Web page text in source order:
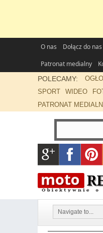
O nas Dołącz do nas
Patronat medialny
POLECAMY:
SPORT
WIDEO
PATRONAT